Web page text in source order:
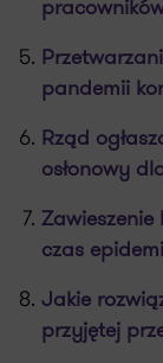
pandemii
Rząd
osłonowy
czas
Jakie
przyjętej